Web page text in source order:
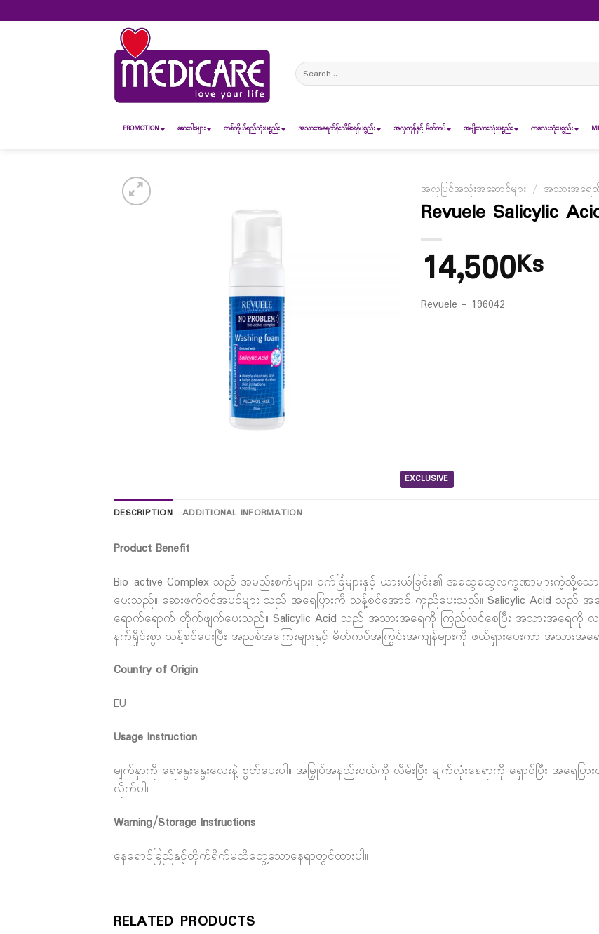
to
Search
for:
PROMOTION ဆေး၀ါးများ တစ်ကိုယ်ရည်သုံးပစ္စည်း အသားအရေထိန်းသိမ်းရန်ပစ္စည်း အလှကုန်နှင့် မိတ်ကပ် အမျိုးသားသုံးပစ္စည်း ကလေးသုံးပစ္စည်း
EXCLUSIVE
အလှပြင်အသုံးအဆောင်များ / အသားအရေထိ
Revuele Salicylic
14,500Ks
Revuele – 196042
DESCRIPTION ADDITIONAL INFORMATION
Product Benefit
Bio-active Complex သည် အမည်းစက်များ၊ ဝက်ခြံများနှင့် ယားယံခြင်း၏ အထွေထွေလက္ခဏာများကဲ့သို့
ပေးသည်။ ဆေးဖက်ဝင်အပင်များ သည် အရေပြားကို သန့်စင်အောင် ကူညီပေးသည်။ Salicylic Acid သည် အ
ရောက်ရောက် တိုက်ဖျက်ပေးသည်။ Salicylic Acid သည် အသားအရေကို ကြည်လင်စေပြီး အသားအရေကို လ
နက်ရှိုင်းစွာ သန့်စင်ပေးပြီး အညစ်အကြေးများနှင့် မိတ်ကပ်အကြွင်းအကျန်များကို ဖယ်ရှားပေးကာ အသား
Country of Origin
EU
Usage Instruction
မျက်နှာကို ရေနွေးနွေးလေးနဲ့ စွတ်ပေးပါ။ အမြှုပ်အနည်းငယ်ကို လိမ်းပြီး မျက်လုံးနေရာကို ရှောင်ပြီး အရေပြာ
လိုက်ပါ။
Warning/Storage Instructions
နေရောင်ခြည်နှင့်တိုက်ရိုက်မထိတွေ့သောနေရာတွင်ထားပါ။
RELATED PRODUCTS